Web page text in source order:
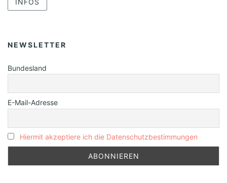
INFOS
NEWSLETTER
Bundesland
E-Mail-Adresse
Hiermit akzeptiere ich die Datenschutzbestimmungen